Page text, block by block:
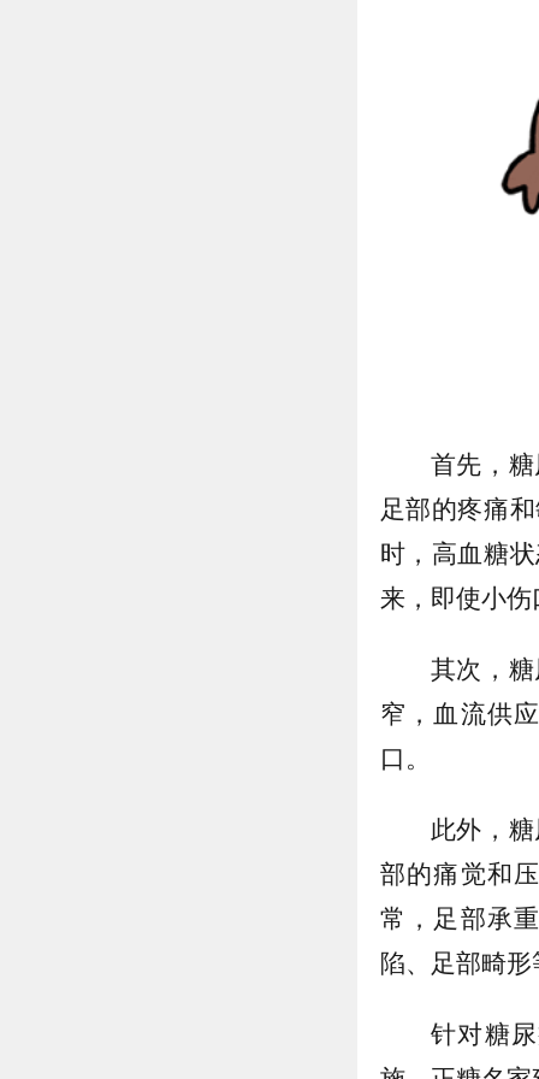
首先，
足部的疼痛
时，高血糖
来，即使小
其次，
窄，血流供
口。
此外，
部的痛觉和
常，足部承
陷、足部畸
针对糖